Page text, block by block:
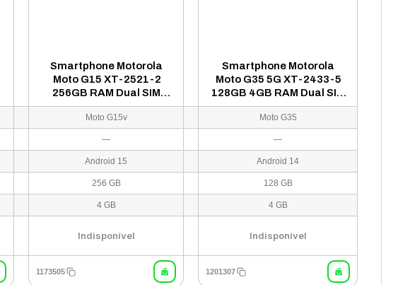
Smartphone Motorola
Moto G15 XT-2521-2
256GB RAM Dual SIM
Tela 6.72" - Laranja
Smartphone Motorola
Moto G35 5G XT-2433-5
128GB 4GB RAM Dual SIM
Tela 6.72" - Preto (Caixa
Slim)
Moto G15v Moto G35
— —
Android 15 Android 14
256 GB 128 GB
4 GB 4 GB
Indisponível Indisponível
1173505 1201307